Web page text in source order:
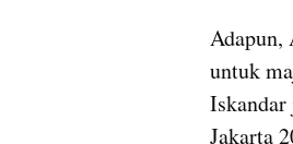
Adapun,
untuk
Jakarta